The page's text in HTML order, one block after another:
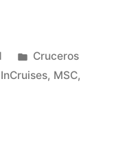
Publicado
en
Cruceros
InCruises, MSC,